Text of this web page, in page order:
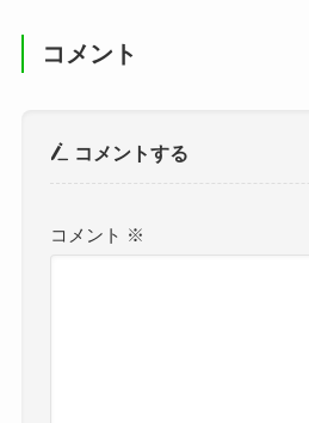
コメント
コメントする
コメント ※